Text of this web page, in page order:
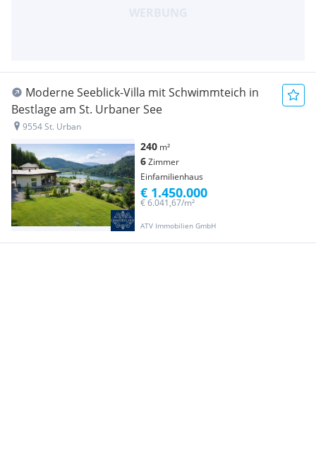
Moderne Seeblick-Villa mit Schwimmteich in
Bestlage am St. Urbaner See
9554 St. Urban
240 m²
6Zimmer
Einfamilienhaus
ATV Immobilien GmbH
€ 6.041,67/m²
€ 1.450.000